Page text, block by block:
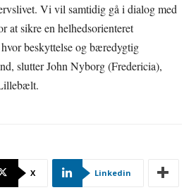
Vi vil samtidig gå i dialog med
at sikre en helhedsorienteret
beskyttelse og bæredygtig
slutter John Nyborg (Fredericia),
X Linkedin